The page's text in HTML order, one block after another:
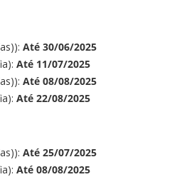
Até 30/06/2025
Até 11/07/2025
Até 08/08/2025
Até 22/08/2025
Até 25/07/2025
Até 08/08/2025